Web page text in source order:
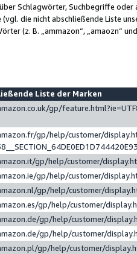
Schlagwörter, Suchbegriffe
die nicht abschließende Liste
(z. B. „ammazon“, „amaozn“
Liste der Marken
gp/
gp/help/customer/
gp/help/customer/
gp/help/customer/
gp/help/customer/
gp/help/customer/
gp/help/customer/
gp/help/customer/
gp/help/customer/